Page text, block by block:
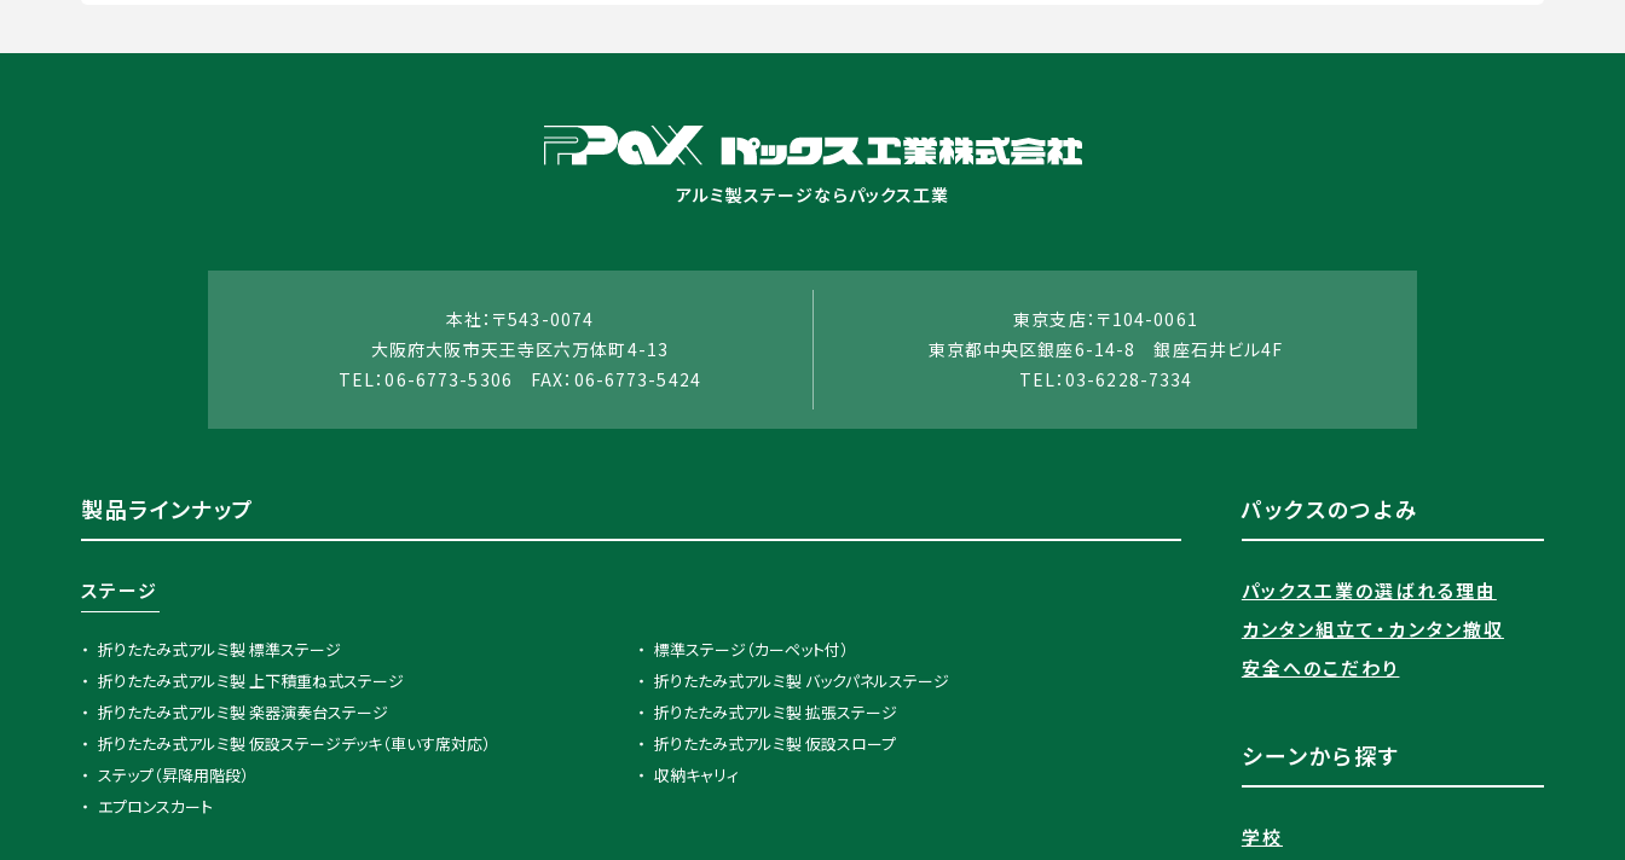
アルミ製ステージならパックス工業
本社：〒543-0074
大阪府大阪市天王寺区六万体町4-13
TEL：06-6773-5306 FAX：06-6773-5424
東京支店：〒104-0061
東京都中央区銀座6-14-8 銀座石井ビル4F
TEL：03-6228-7334
製品ラインナップ
ステージ
折りたたみ式アルミ製 標準ステージ
標準ステージ（カーペット付）
折りたたみ式アルミ製 上下積重ね式ステージ
折りたたみ式アルミ製 バックパネルステージ
折りたたみ式アルミ製 楽器演奏台ステージ
折りたたみ式アルミ製 拡張ステージ
折りたたみ式アルミ製 仮設ステージデッキ（車いす席対応）
折りたたみ式アルミ製 仮設スロープ
ステップ（昇降用階段）
収納キャリィ
エプロンスカート
パックスのつよみ
パックス工業の選ばれる理由​
カンタン組立て・カンタン撤収
安全へのこだわり
シーンから探す
学校